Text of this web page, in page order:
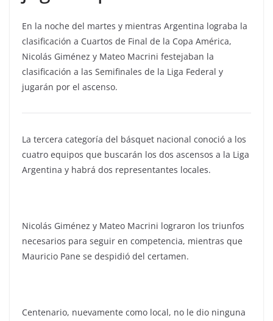
En la noche del martes y mientras Argentina lograba la
clasificación a Cuartos de Final de la Copa América,
Nicolás Giménez y Mateo Macrini festejaban la
clasificación a las Semifinales de la Liga Federal y
jugarán por el ascenso.
La tercera categoría del básquet nacional conoció a los
cuatro equipos que buscarán los dos ascensos a la Liga
Argentina y habrá dos representantes locales.
Nicolás Giménez y Mateo Macrini lograron los triunfos
necesarios para seguir en competencia, mientras que
Mauricio Pane se despidió del certamen.
Centenario, nuevamente como local, no le dio ninguna